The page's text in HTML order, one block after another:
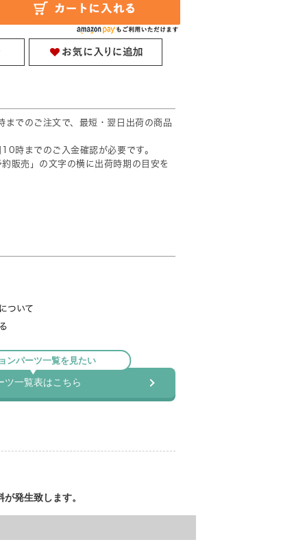
発生致します。